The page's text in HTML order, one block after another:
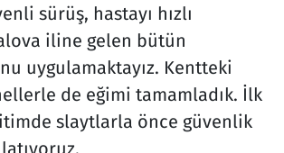
sürüş, hastayı hızlı
iline gelen bütün
uygulamaktayız. Kentteki
de eğimi tamamladık. İlk
slaytlarla önce güvenlik